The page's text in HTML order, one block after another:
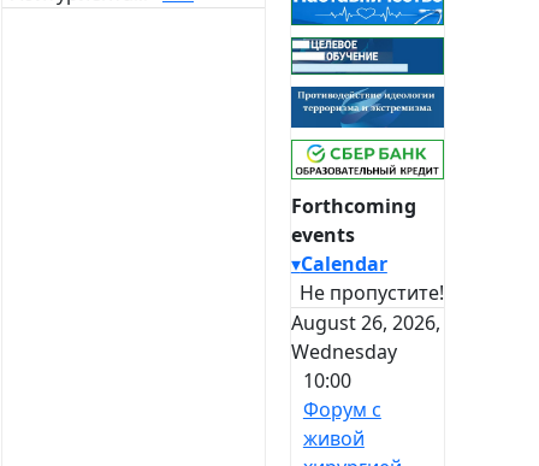
Forthcoming
events
▾Calendar
Не пропустите!
August 26, 2026,
Wednesday
10:00
Форум с
живой